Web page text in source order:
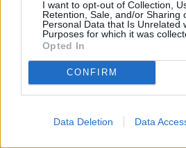
I want to opt-out of Collection,
Retention, Sale, and/or Sharing
Personal Data that Is Unrelated
Purposes for which it was
Opted In
CONFIRM
Data Deletion Data